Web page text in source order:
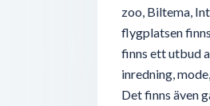
zoo, Biltema,
flygplatsen
finns ett utbud
inredning,
Det finns även